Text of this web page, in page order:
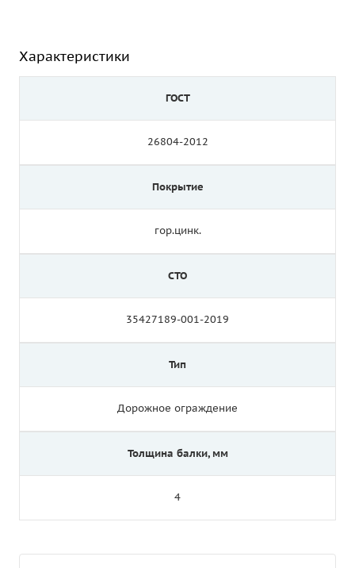
Характеристики
ГОСТ
26804-2012
Покрытие
гор.цинк.
СТО
35427189-001-2019
Тип
Дорожное ограждение
Толщина балки, мм
4